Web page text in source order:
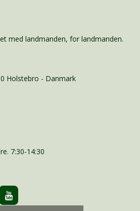
med landmanden, for landmanden.
Holstebro - Danmark
7:30-14:30